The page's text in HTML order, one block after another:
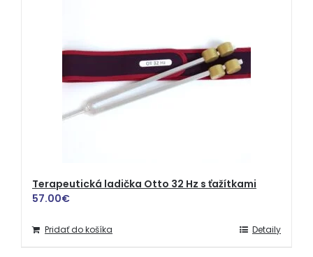
Terapeutická ladička Otto 32 Hz s ťažítkami
57.00€
Pridať do košíka Detaily